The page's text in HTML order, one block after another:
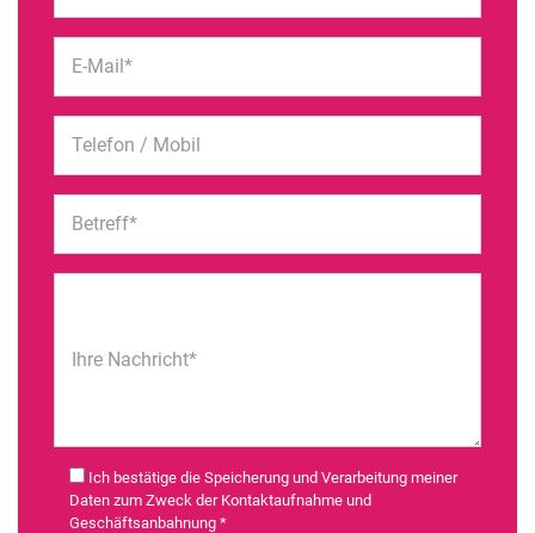
E-Mail*
Telefon / Mobil
Betreff*
Ihre Nachricht*
Ich bestätige die Speicherung und Verarbeitung meiner
Daten zum Zweck der Kontaktaufnahme und
Geschäftsanbahnung *